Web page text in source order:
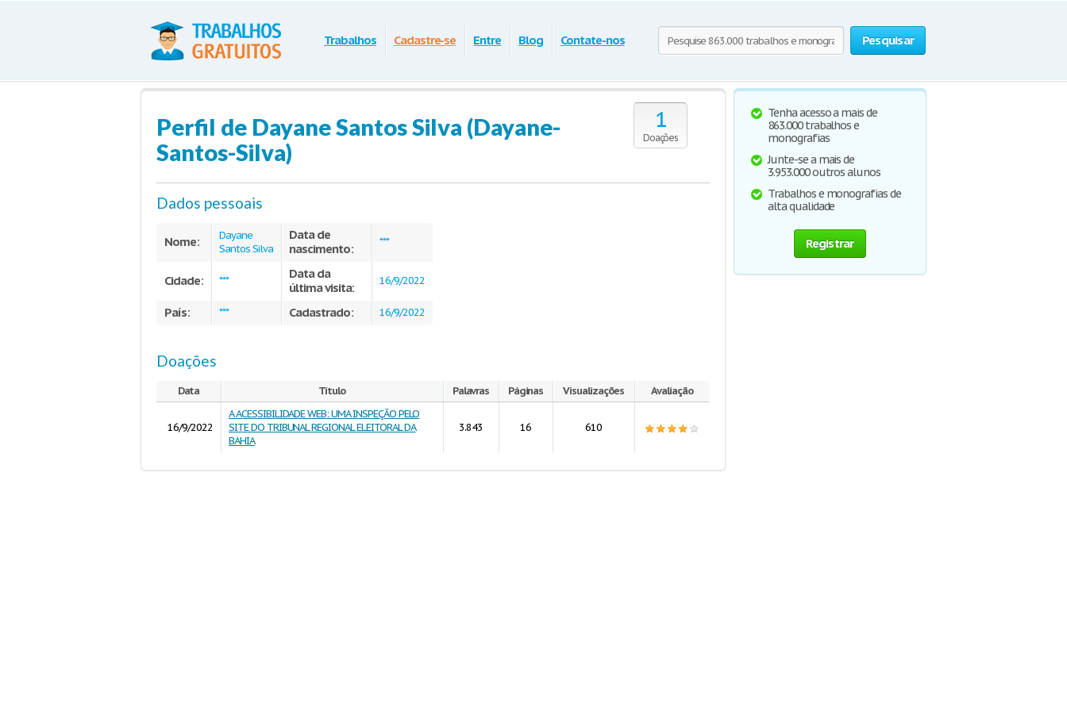
Pesquisar
Trabalhos Cadastre-se Entre Blog Contate-nos
1
Doações
Perfil de Dayane Santos Silva (Dayane-
Santos-Silva)
Dados pessoais
Nome:
Dayane
Santos Silva
Data de
nascimento:
***
Cidade: ***
Data da
última visita:
16/9/2022
País: *** Cadastrado: 16/9/2022
Doações
Data Título Palavras Páginas Visualizações Avaliação
16/9/2022
A ACESSIBILIDADE WEB: UMA INSPEÇÃO PELO
SITE DO TRIBUNAL REGIONAL ELEITORAL DA
BAHIA
3.843 16 610
Tenha acesso a mais de
863.000 trabalhos e
monografias
Junte-se a mais de
3.953.000 outros alunos
Trabalhos e monografias de
alta qualidade
Registrar